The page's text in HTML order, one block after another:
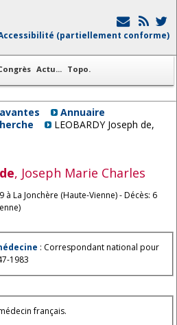
(partiellement conforme)
Actu... Topo.
Annuaire
LEOBARDY Joseph de,
, Joseph Marie Charles
La Jonchère (Haute-Vienne) - Décès: 6
: Correspondant national pour
1983
français.